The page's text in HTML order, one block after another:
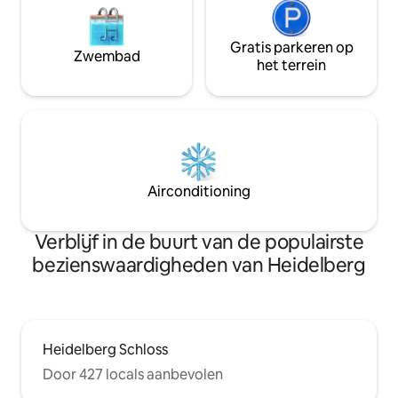
Zwembad
Gratis parkeren op
het terrein
Airconditioning
Verblijf in de buurt van de populairste
bezienswaardigheden van Heidelberg
Heidelberg Schloss
Door 427 locals aanbevolen